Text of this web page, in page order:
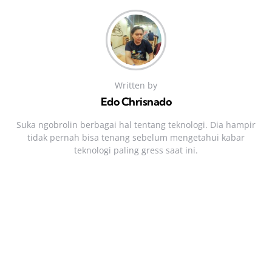
Written by
Edo Chrisnado
Suka ngobrolin berbagai hal tentang teknologi. Dia hampir
tidak pernah bisa tenang sebelum mengetahui kabar
teknologi paling gress saat ini.